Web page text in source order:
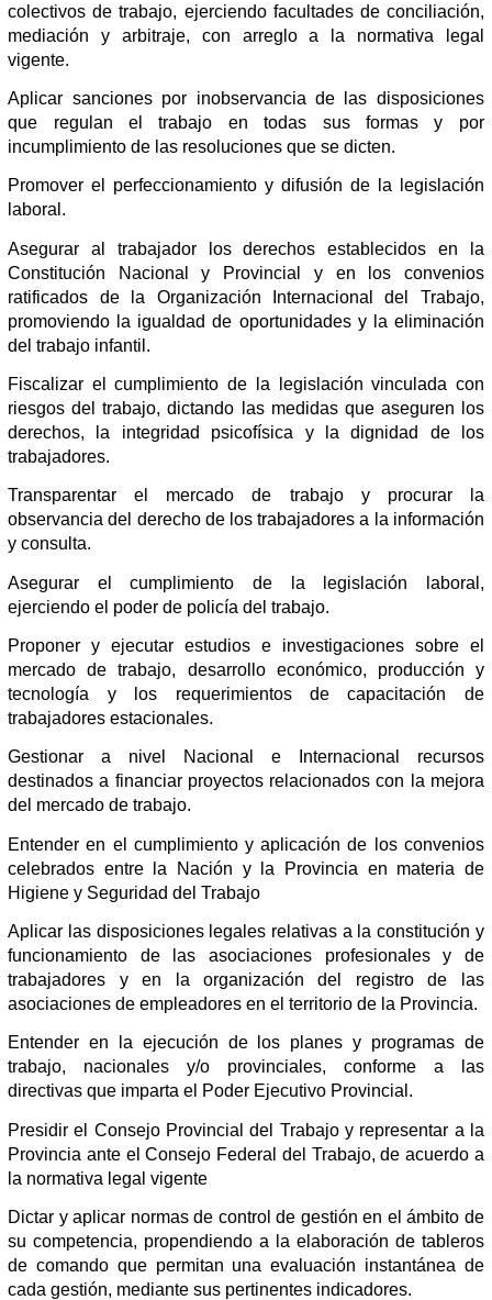
colectivos de trabajo, ejerciendo facultades de conciliación,
mediación y arbitraje, con arreglo a la normativa legal
vigente.
Aplicar sanciones por inobservancia de las disposiciones
que regulan el trabajo en todas sus formas y por
incumplimiento de las resoluciones que se dicten.
Promover el perfeccionamiento y difusión de la legislación
laboral.
Asegurar al trabajador los derechos establecidos en la
Constitución Nacional y Provincial y en los convenios
ratificados de la Organización Internacional del Trabajo,
promoviendo la igualdad de oportunidades y la eliminación
del trabajo infantil.
Fiscalizar el cumplimiento de la legislación vinculada con
riesgos del trabajo, dictando las medidas que aseguren los
derechos, la integridad psicofísica y la dignidad de los
trabajadores.
Transparentar el mercado de trabajo y procurar la
observancia del derecho de los trabajadores a la información
y consulta.
Asegurar el cumplimiento de la legislación laboral,
ejerciendo el poder de policía del trabajo.
Proponer y ejecutar estudios e investigaciones sobre el
mercado de trabajo, desarrollo económico, producción y
tecnología y los requerimientos de capacitación de
trabajadores estacionales.
Gestionar a nivel Nacional e Internacional recursos
destinados a financiar proyectos relacionados con la mejora
del mercado de trabajo.
Entender en el cumplimiento y aplicación de los convenios
celebrados entre la Nación y la Provincia en materia de
Higiene y Seguridad del Trabajo
Aplicar las disposiciones legales relativas a la constitución y
funcionamiento de las asociaciones profesionales y de
trabajadores y en la organización del registro de las
asociaciones de empleadores en el territorio de la Provincia.
Entender en la ejecución de los planes y programas de
trabajo, nacionales y/o provinciales, conforme a las
directivas que imparta el Poder Ejecutivo Provincial.
Presidir el Consejo Provincial del Trabajo y representar a la
Provincia ante el Consejo Federal del Trabajo, de acuerdo a
la normativa legal vigente
Dictar y aplicar normas de control de gestión en el ámbito de
su competencia, propendiendo a la elaboración de tableros
de comando que permitan una evaluación instantánea de
cada gestión, mediante sus pertinentes indicadores.